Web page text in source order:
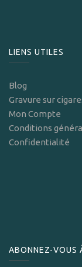
LIENS UTILES
Blog
Gravure sur
Mon Compte
Conditions
Confidentialité
ABONNEZ-VOUS